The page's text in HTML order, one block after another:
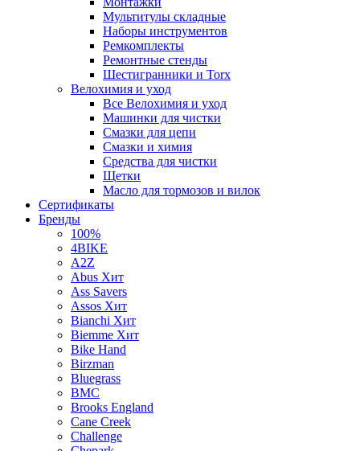
Мультитулы складные
Наборы инструментов
Ремкомплекты
Ремонтные стенды
Шестигранники и Torx
Велохимия и уход
Все Велохимия и уход
Машинки для чистки
Смазки для цепи
Смазки и химия
Средства для чистки
Щетки
Масло для тормозов и вилок
Сертификаты
Бренды
100%
4BIKE
A2Z
Abus Хит
Ass Savers
Assos Хит
Bianchi Хит
Biemme Хит
Bike Hand
Birzman
Bluegrass
BMC
Brooks England
Cane Creek
Challenge